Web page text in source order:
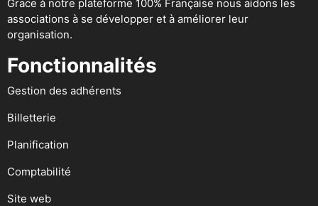
Grace à notre plateforme 100% Française nous aidons les
associations à se développer et à améliorer leur
organisation.
Fonctionnalités
Gestion des adhérents
Billetterie
Planification
Comptabilité
Site web